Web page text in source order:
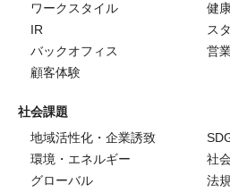
ワークスタイル
健
IR
ス
バックオフィス
営
顧客体験
社会課題
地域活性化・企業誘致
環境・エネルギー
社
グローバル
法